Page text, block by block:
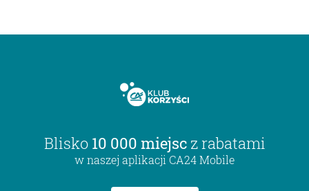
Blisko 10 000 miejsc z rabatami
w naszej aplikacji CA24 Mobile